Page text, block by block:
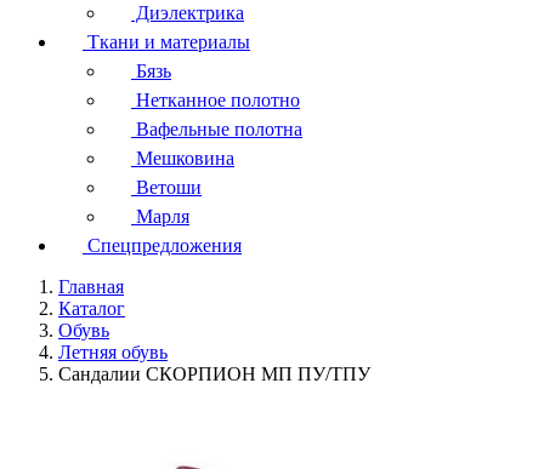
Диэлектрика
Ткани и материалы
Бязь
Нетканное полотно
Вафельные полотна
Мешковина
Ветоши
Марля
Спецпредложения
Главная
Каталог
Обувь
Летняя обувь
Сандалии СКОРПИОН МП ПУ/ТПУ